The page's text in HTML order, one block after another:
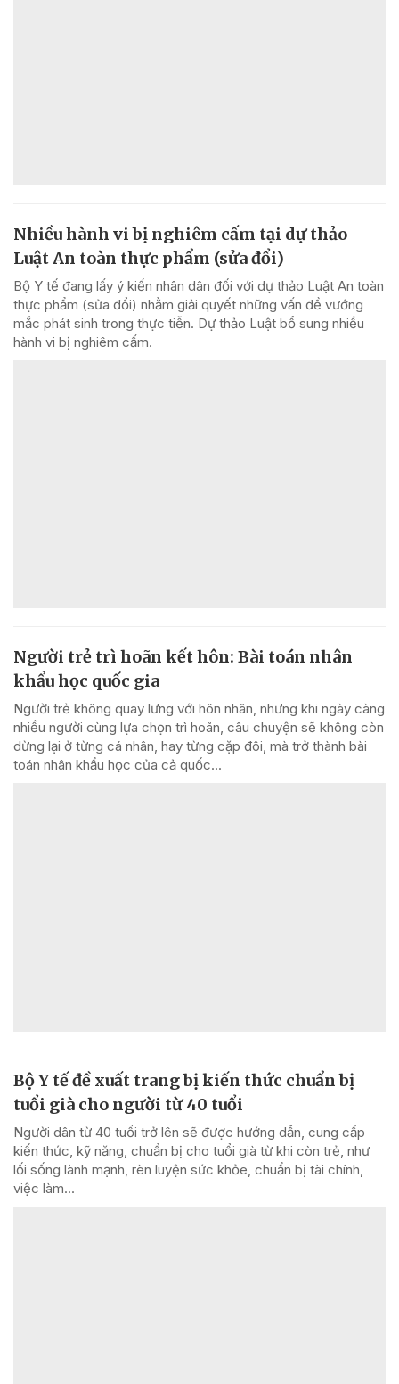
Nhiều hành vi bị nghiêm cấm tại dự thảo
Luật An toàn thực phẩm (sửa đổi)
Bộ Y tế đang lấy ý kiến nhân dân đối với dự thảo Luật An toàn
thực phẩm (sửa đổi) nhằm giải quyết những vấn đề vướng
mắc phát sinh trong thực tiễn. Dự thảo Luật bổ sung nhiều
hành vi bị nghiêm cấm.
Người trẻ trì hoãn kết hôn: Bài toán nhân
khẩu học quốc gia
Người trẻ không quay lưng với hôn nhân, nhưng khi ngày càng
nhiều người cùng lựa chọn trì hoãn, câu chuyện sẽ không còn
dừng lại ở từng cá nhân, hay từng cặp đôi, mà trở thành bài
toán nhân khẩu học của cả quốc...
Bộ Y tế đề xuất trang bị kiến thức chuẩn bị
tuổi già cho người từ 40 tuổi
Người dân từ 40 tuổi trở lên sẽ được hướng dẫn, cung cấp
kiến thức, kỹ năng, chuẩn bị cho tuổi già từ khi còn trẻ, như
lối sống lành mạnh, rèn luyện sức khỏe, chuẩn bị tài chính,
việc làm...